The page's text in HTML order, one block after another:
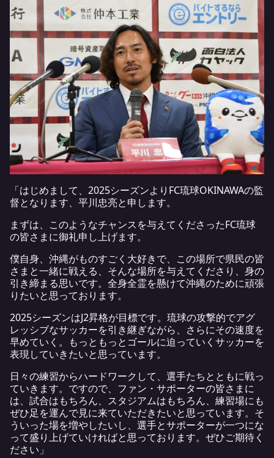
「はじめまして、2025シーズンよりFC琉球OKINAWAの監
督となります、平川忠亮と申します。
まずは、このようなチャンスを与えてくださったFC琉球
の皆さまに御礼申し上げます。
僕自身、沖縄がものすごく大好きで、この場所で県民の皆
さまと一緒に戦える、そんな場所を与えてくださり、身の
引き締まる思いです。全身全霊を懸けて沖縄のために頑張
りたいと思っております。
2025シーズンはJ2昇格が目標です。琉球の攻撃的でアグ
レッシブなサッカーを引き継ぎながら、さらにその速度を
早めていく。もっともっとゴールに迫っていくサッカーを
表現していきたいと思っています。
日々の練習からハードワークして、選手たちとともに戦っ
ていきます。ですので、ファン・サポーターの皆さまに
は、試合はもちろん、スタジアムはもちろん、練習場にも
ぜひ足を運んで見に来ていただきたいと思っています。そ
ういった場を増やしたいし、選手とサポーターが一つにな
って盛り上げていければと思っております。ぜひご期待く
ださい」